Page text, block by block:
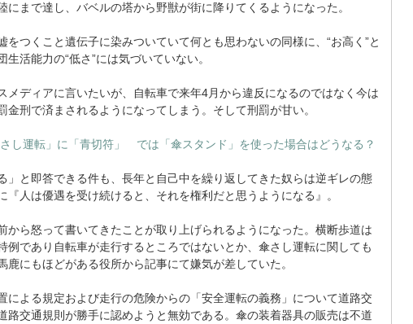
にまで達し、バベルの塔から野獣が街に降りてくるようになった。
つくこと遺伝子に染みついていて何とも思わないの同様に、“お高く”と
活能力の“低さ”には気づいていない。
ディアに言いたいが、自転車で来年4月から違反になるのではなく今は
金刑で済まされるようになってしまう。そして刑罰が甘い。
し運転」に「青切符」 では「傘スタンド」を使った場合はどうなる？
と即答できる件も、長年と自己中を繰り返してきた奴らは逆ギレの態
『人は優遇を受け続けると、それを権利だと思うようになる』。
ら怒って書いてきたことが取り上げられるようになった。横断歩道は
例であり自転車が走行するところではないとか、傘さし運転に関しても
鹿にもほどがある役所から記事にて嫌気が差していた。
よる規定および走行の危険からの「安全運転の義務」について道路交
路交通規則が勝手に認めようと無効である。傘の装着器具の販売は不道